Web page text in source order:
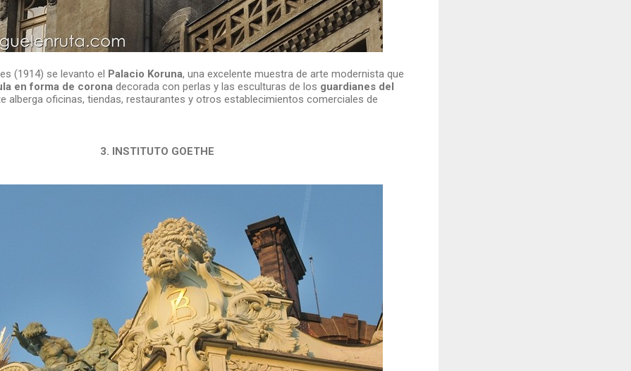
(1914) se levanto el Palacio Koruna, una excelente muestra de arte modernista que
en forma de coronadecorada con perlas y las esculturas de los guardianes del
alberga oficinas, tiendas, restaurantes y otros establecimientos comerciales de
3. INSTITUTO GOETHE